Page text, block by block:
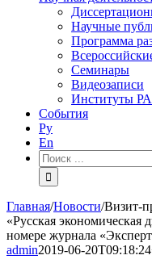
Научные
Программа
Семинары
Видеозаписи
Институты
События
Ру
En
Результат
поиска:
Главная/Новости/Визит-
«Русская экономическая
номере журнала
admin2019-06-